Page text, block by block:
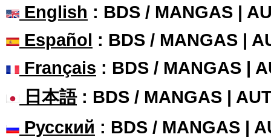
English : BDS / MANGAS |
Español : BDS / MANGAS |
Français : BDS / MANGAS |
日本語: BDS / MANGAS |
Русский : BDS / MANGAS |